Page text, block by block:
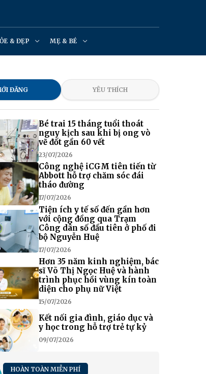
& ĐẸP MẸ & BÉ
ĐĂNG YÊU THÍCH
Bé trai 15 tháng tuổi thoát
nguy kịch sau khi bị ong vò
vẽ đốt gần 60 vết
23/07/2026
Công nghệ iCGM tiên tiến từ
Abbott hỗ trợ chăm sóc đái
tháo đường
17/07/2026
Tiện ích y tế số đến gần hơn
với cộng đồng qua Trạm
Công dân số đầu tiên ở phố đi
bộ Nguyễn Huệ
17/07/2026
Hơn 35 năm kinh nghiệm, bác
sĩ Võ Thị Ngọc Huệ và hành
trình phục hồi vùng kín toàn
diện cho phụ nữ Việt
15/07/2026
Kết nối gia đình, giáo dục và
y học trong hỗ trợ trẻ tự kỷ
09/07/2026
HOÀN TOÀN MIỄN PHÍ